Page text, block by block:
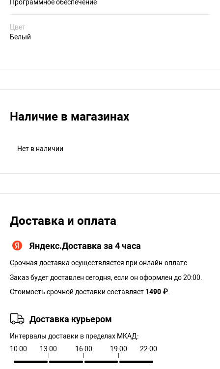
Программное обеспечение
Цвет
Белый
Наличие в магазинах
Нет в наличии
Доставка и оплата
Яндекс.Доставка за 4 часа
Срочная доставка осуществляется при онлайн-оплате.
Заказ будет доставлен сегодня, если он оформлен до 20:00.
Стоимость срочной доставки составляет 1490 ₽
Доставка курьером
Интервалы доставки в пределах МКАД:
10:00
13:00 16:00 19:00 22:00